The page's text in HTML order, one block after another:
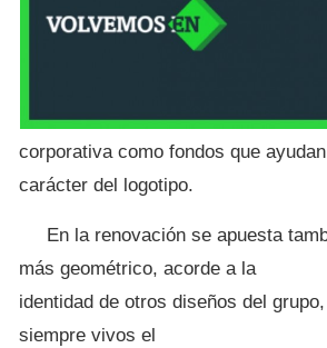
corporativa como fondos que
carácter del logotipo.
En la renovación se apuesta
más geométrico, acorde a la
identidad de otros diseños del
siempre vivos el